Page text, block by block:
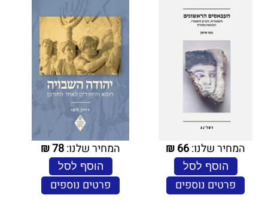
המחיר שלנו:66
₪
הוסף לסל
פרטים נוספים
המחיר שלנו:78
₪
הוסף לסל
פרטים נוספים